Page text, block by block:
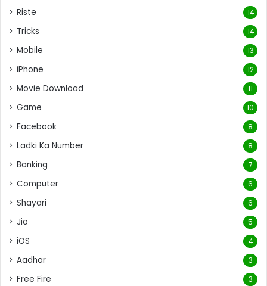
Riste 14
Tricks 14
Mobile 13
iPhone 12
Movie Download 11
Game 10
Facebook 8
Ladki Ka Number 8
Banking 7
Computer 6
Shayari 6
Jio 5
iOS 4
Aadhar 3
Free Fire 3